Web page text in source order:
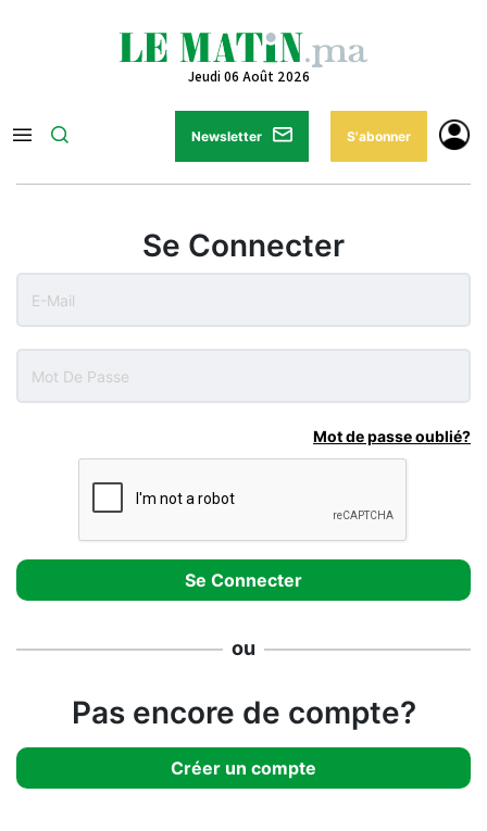
Jeudi 06 Août 2026
Newsletter S'abonner
Se Connecter
Mot de passe oublié?
ou
Pas encore de compte?
Créer un compte